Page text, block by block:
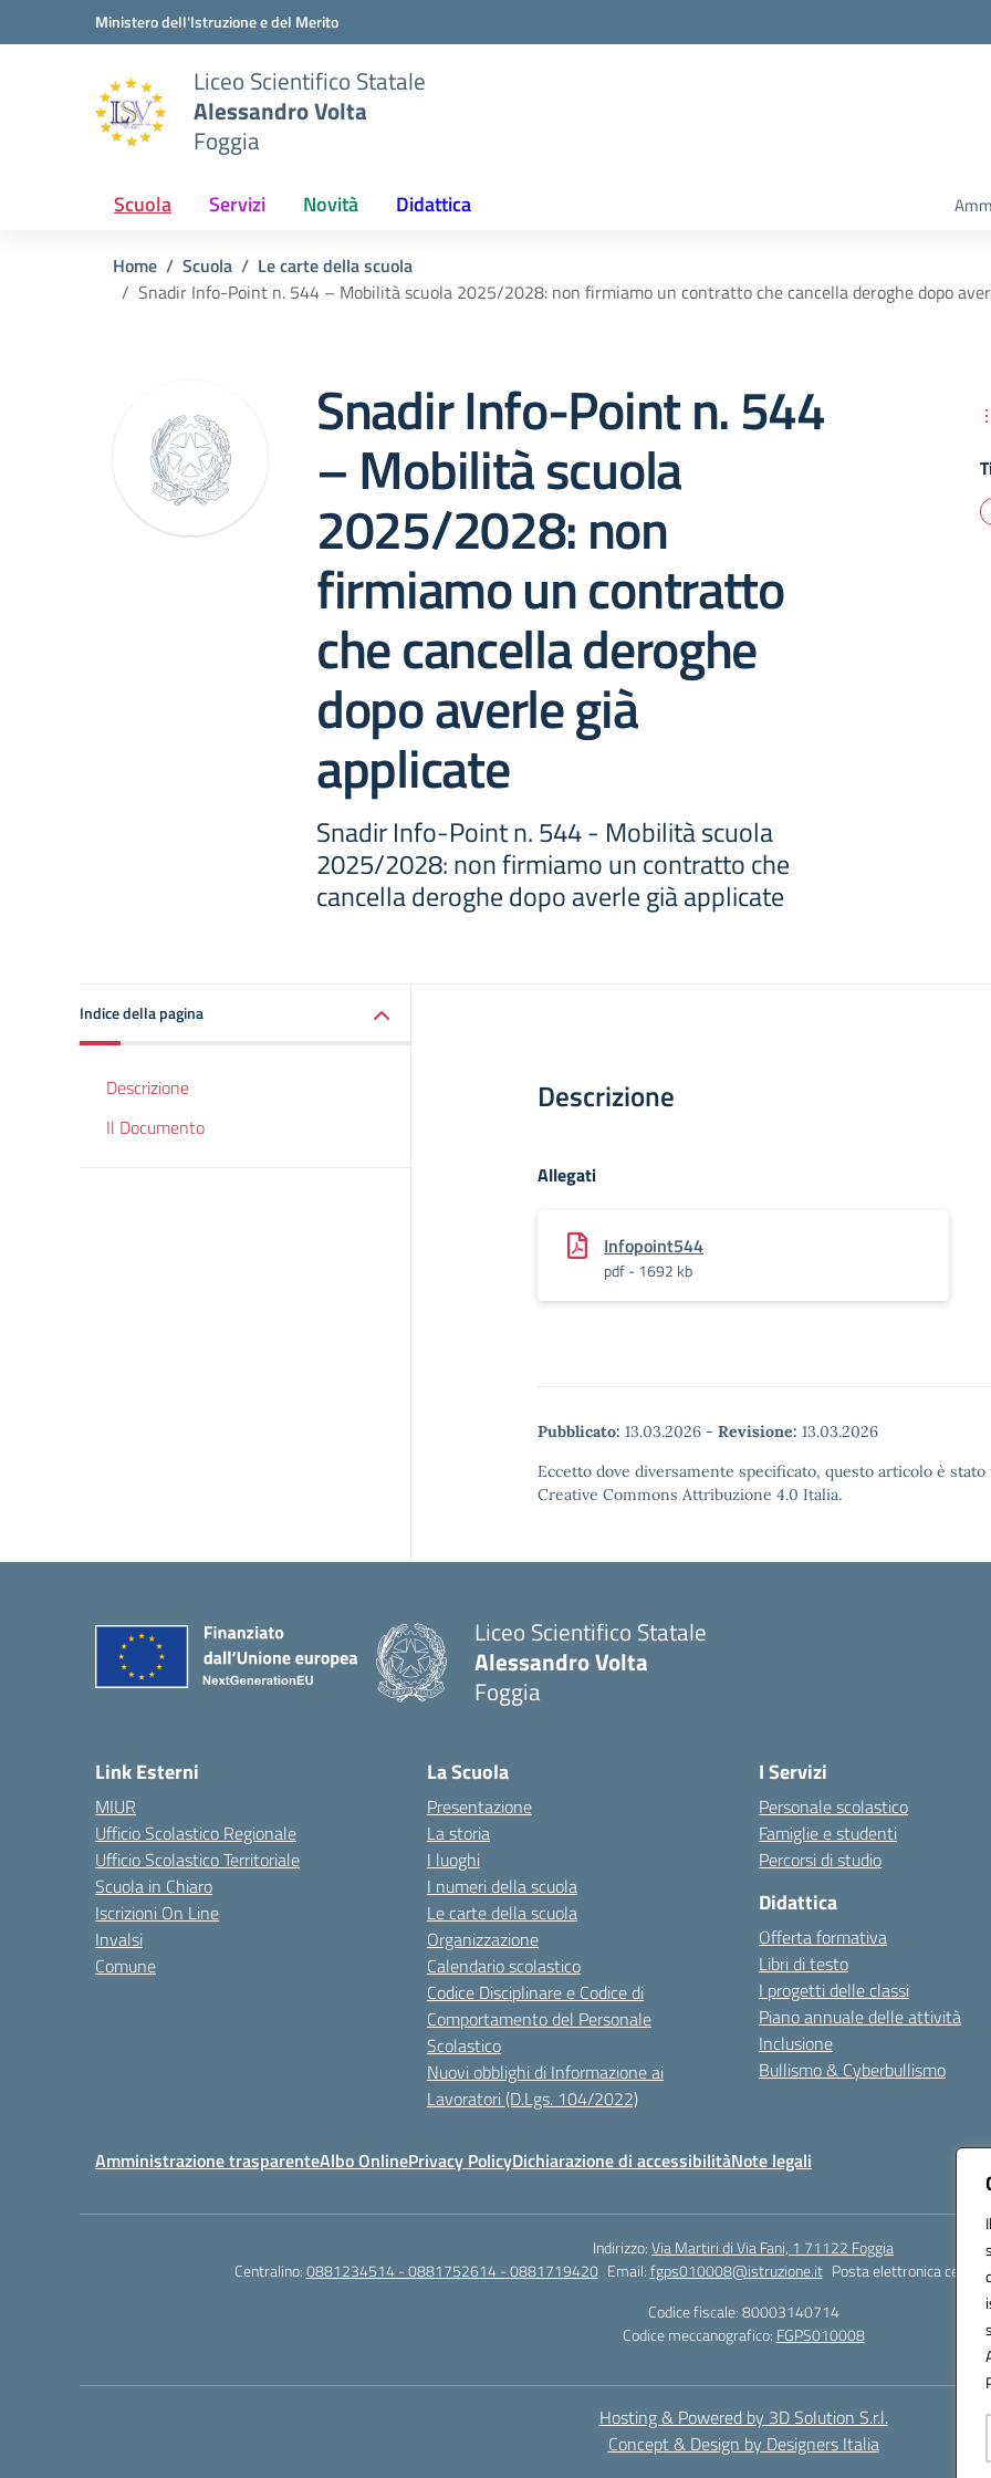
Vai ai contenuti
Vai al menu di navigazioneMinistero dell'Istruzione e del Merito
Liceo Scientifico Statale
Alessandro Volta
Foggia
Scuola Servizi Novità Didattica
Home Scuola
Le carte della scuola
Snadir Info-Point n. 544 – Mobilità scuola 2025/2028: non firmiamo un contratto che cancella deroghe dopo
Snadir Info-Point n. 544
– Mobilità scuola
2025/2028: non
firmiamo un contratto
che cancella deroghe
dopo averle già
applicate
Snadir Info-Point n. 544 - Mobilità scuola
2025/2028: non firmiamo un contratto che
cancella deroghe dopo averle già applicate
Indice della pagina
Descrizione
Il Documento
Descrizione
Allegati
Infopoint544
pdf - 1692 kb
Pubblicato: 13.03.2026 - Revisione: 13.03.2026
Eccetto dove diversamente specificato, questo articolo è
Creative Commons Attribuzione 4.0 Italia.
Liceo Scientifico Statale
Alessandro Volta
Foggia
Link Esterni
MIUR
Ufficio Scolastico Regionale
Ufficio Scolastico Territoriale
Scuola in Chiaro
Iscrizioni On Line
Invalsi
Comune
La Scuola
Presentazione
La storia
I luoghi
I numeri della scuola
Le carte della scuola
Organizzazione
Calendario scolastico
Codice Disciplinare e Codice di
Comportamento del Personale
Scolastico
Nuovi obblighi di Informazione ai
Lavoratori (D.Lgs. 104/2022)
I Servizi
Personale scolastico
Famiglie e studenti
Percorsi di studio
Didattica
Offerta formativa
Libri di testo
I progetti delle classi
Piano annuale delle attività
Inclusione
Bullismo & Cyberbullismo
Amministrazione trasparenteAlbo OnlinePrivacy PolicyDichiarazione di accessibilitàNote legali
Indirizzo:Via Martiri di Via Fani, 1 71122 Foggia
Centralino:0881234514 - 0881752614 - 0881719420 Email:fgps010008@istruzione.it Posta elettronica
Codice fiscale: 80003140714
Codice meccanografico: FGPS010008
Hosting & Powered by 3D Solution S.r.l.
Concept & Design by Designers Italia